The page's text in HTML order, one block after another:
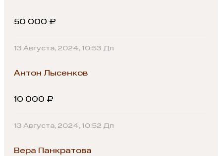
50 000 ₽
13 Августа, 2024, 10:53 Дп
Антон Лысенков
10 000 ₽
13 Августа, 2024, 10:52 Дп
Вера Панкратова